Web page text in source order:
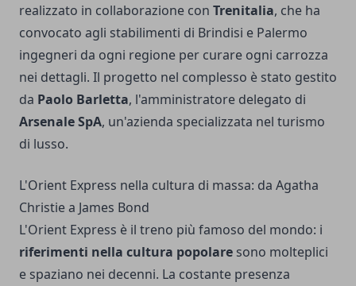
realizzato in collaborazione con Trenitalia, che ha
convocato agli stabilimenti di Brindisi e Palermo
ingegneri da ogni regione per curare ogni carrozza
nei dettagli. Il progetto nel complesso è stato gestito
da Paolo Barletta, l'amministratore delegato di
Arsenale SpA, un'azienda specializzata nel turismo
di lusso.
L'Orient Express nella cultura di massa: da Agatha
Christie a James Bond
L'Orient Express è il treno più famoso del mondo: i
riferimenti nella cultura popolare sono molteplici
e spaziano nei decenni. La costante presenza